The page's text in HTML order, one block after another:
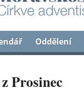
Oddělení
Prosinec